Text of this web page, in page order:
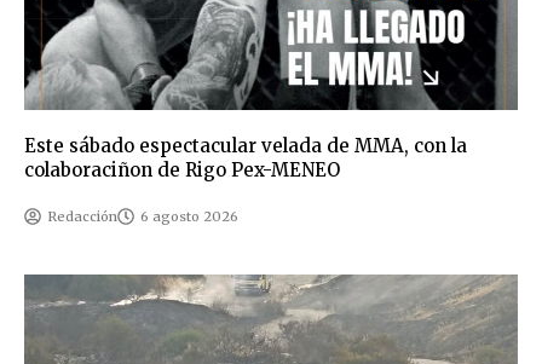
Este sábado espectacular velada de MMA, con la
colaboraciñon de Rigo Pex-MENEO
Redacción 6 agosto 2026